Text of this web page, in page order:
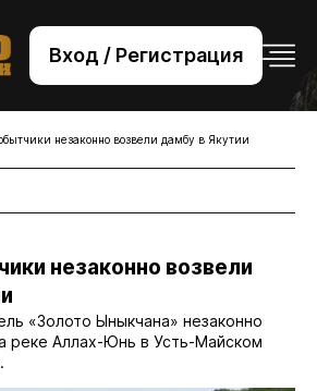
Вход / Регистрация
(495) 221-76-32
bsv@zolteh.ru
незаконно возвели дамбу в Якутии
незаконно возвели
«Золото Ыныкчана» незаконно
реке Аллах-Юнь в Усть-Майском